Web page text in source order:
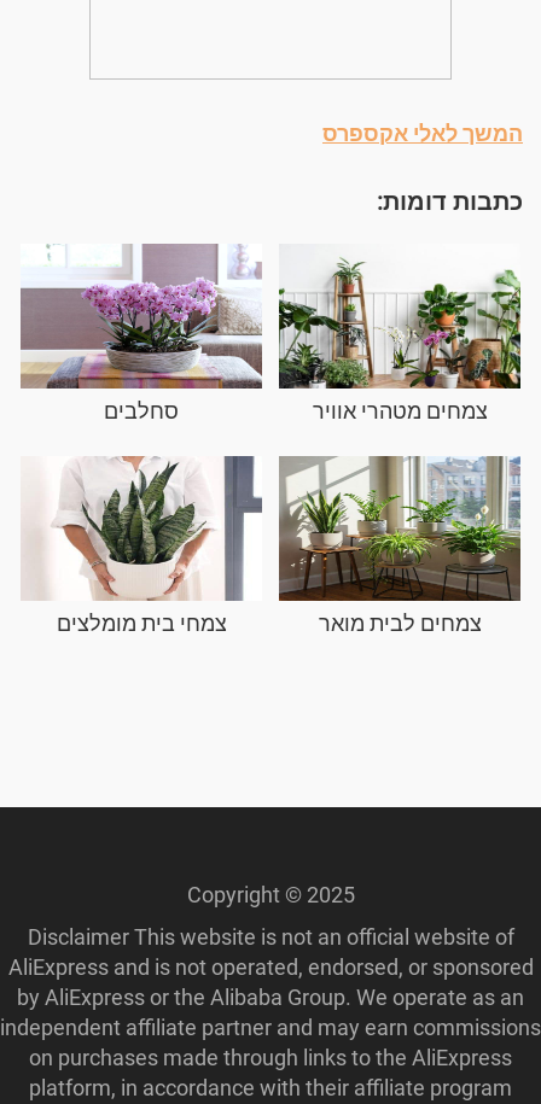
המשך לאלי אקספרס
כתבות דומות:
צמחים מטהרי אוויר סחלבים
צמחים לבית מואר צמחי בית מומלצים
Copyright © 2025
Disclaimer This website is not an official website of
AliExpress and is not operated, endorsed, or sponsored
by AliExpress or the Alibaba Group. We operate as an
independent affiliate partner and may earn commissions
on purchases made through links to the AliExpress
platform, in accordance with their affiliate program